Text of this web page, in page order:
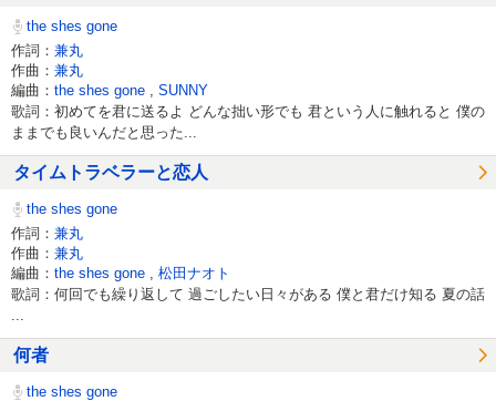
the shes gone
作詞： 兼丸
作曲： 兼丸
編曲： the shes gone SUNNY
歌詞：初めてを君に送るよ どんな拙い形でも 君という人に触れると 僕の
ままでも良いんだと思った...
タイムトラベラーと恋人
the shes gone
作詞： 兼丸
作曲： 兼丸
編曲： the shes gone 松田ナオト
歌詞：何回でも繰り返して 過ごしたい日々がある 僕と君だけ知る 夏の話
何者
the shes gone